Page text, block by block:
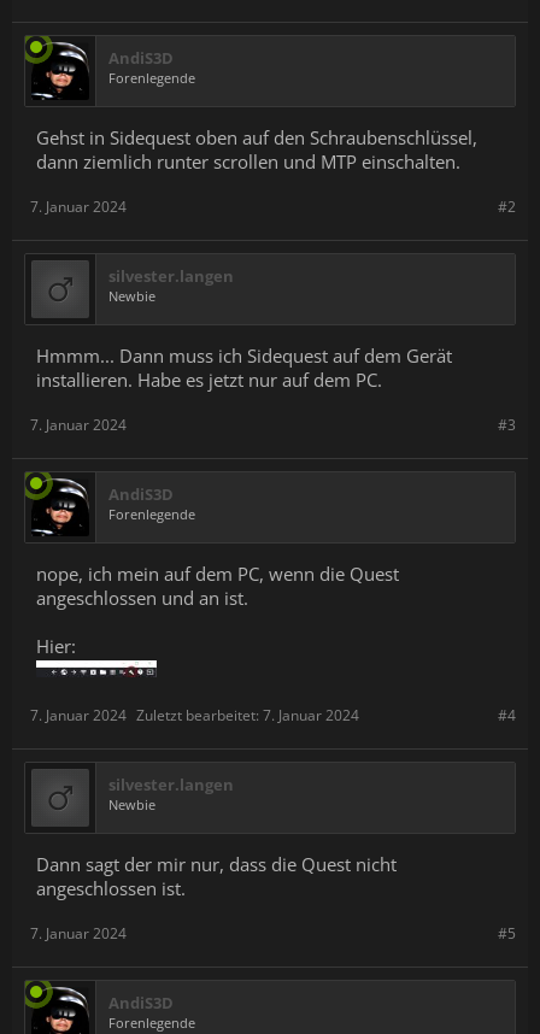
AndiS3D
Forenlegende
Gehst in Sidequest oben auf den Schraubenschlüssel,
dann ziemlich runter scrollen und MTP einschalten.
#2
7. Januar 2024
silvester.langen
Newbie
Hmmm... Dann muss ich Sidequest auf dem Gerät
installieren. Habe es jetzt nur auf dem PC.
#3
7. Januar 2024
AndiS3D
Forenlegende
nope, ich mein auf dem PC, wenn die Quest
angeschlossen und an ist.
Hier:
#4
7. Januar 2024 Zuletzt bearbeitet: 7. Januar 2024
silvester.langen
Newbie
Dann sagt der mir nur, dass die Quest nicht
angeschlossen ist.
#5
7. Januar 2024
AndiS3D
Forenlegende